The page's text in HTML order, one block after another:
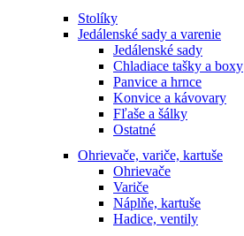
Stolíky
Jedálenské sady a varenie
Jedálenské sady
Chladiace tašky a boxy
Panvice a hrnce
Konvice a kávovary
Fľaše a šálky
Ostatné
Ohrievače, variče, kartuše
Ohrievače
Variče
Náplňe, kartuše
Hadice, ventily